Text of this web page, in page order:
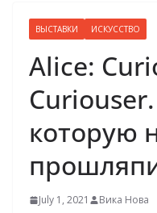
ВЫСТАВКИ ИСКУССТВО
Alice:
которую
July 1, 2021 Вика Нова